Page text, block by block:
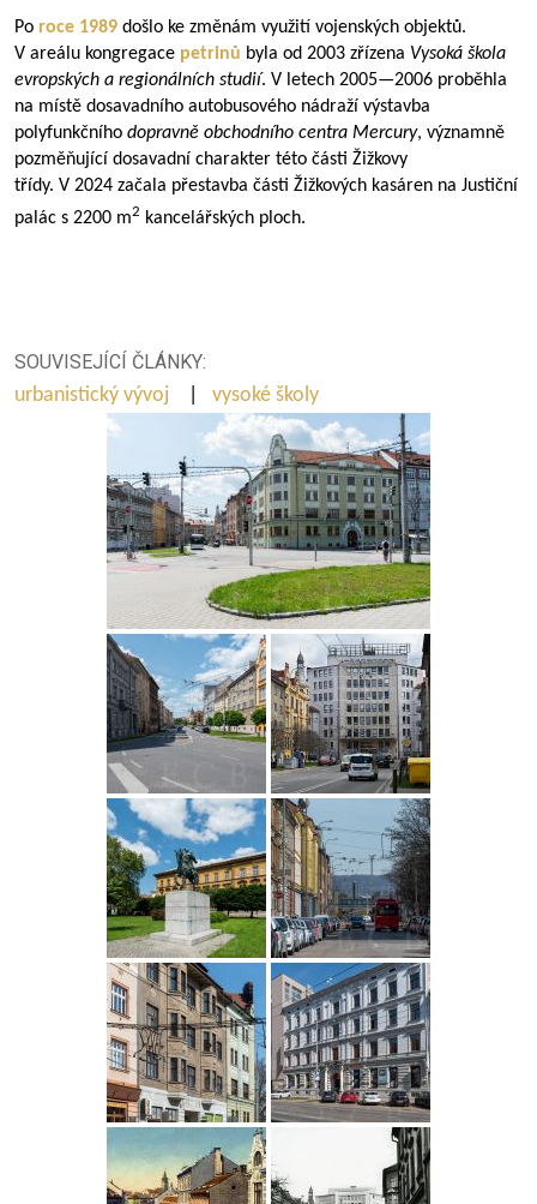
Po roce 1989 došlo ke změnám využití vojenských objektů.
V areálu kongregace petrinů byla od 2003 zřízena Vysoká škola
evropských a regionálních studií. V letech 2005—2006 proběhla
na místě dosavadního autobusového nádraží výstavba
polyfunkčního dopravně obchodního centra Mercury, významně
pozměňující dosavadní charakter této části Žižkovy
třídy. V 2024 začala přestavba části Žižkových kasáren na Justiční
palác s 2200 m2 kancelářských ploch.
SOUVISEJÍCÍ ČLÁNKY:
urbanistický vývoj
vysoké školy